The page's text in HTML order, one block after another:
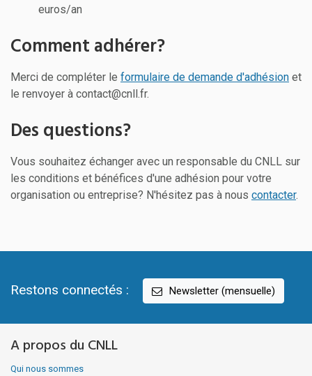
euros/an
Comment adhérer?
Merci de compléter le formulaire de demande d'adhésion et
le renvoyer à contact@cnll.fr.
Des questions?
Vous souhaitez échanger avec un responsable du CNLL sur
les conditions et bénéfices d'une adhésion pour votre
organisation ou entreprise? N'hésitez pas à nous contacter.
Restons connectés : Newsletter (mensuelle)
A propos du CNLL
Qui nous sommes